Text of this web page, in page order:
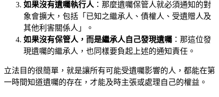
如果沒有遺囑執行人 ：那麼遺囑保管人就必須通知的對
象會擴大，包括「已知之繼承人、債權人、受遺贈人及
其他利害關係人」。
如果沒有保管人，而是繼承人自己發現遺囑 ：那這位發
現遺囑的繼承人，也同樣要負起上述的通知責任。
立法目的很簡單，就是讓所有可能受遺囑影響的人，都能在第
一時間知道遺囑的存在，才能及時主張或處理自己的權益。